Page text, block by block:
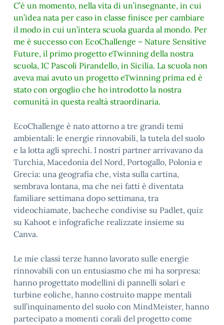
C’è un momento, nella vita di un’insegnante, in cui
un’idea nata per caso in classe finisce per cambiare
il modo in cui un’intera scuola guarda al mondo. Per
me è successo con EcoChallenge – Nature Sensitive
Future, il primo progetto eTwinning della nostra
scuola, IC Pascoli Pirandello, in Sicilia. La scuola non
aveva mai avuto un progetto eTwinning prima ed è
stato con orgoglio che ho introdotto la nostra
comunità in questa realtà straordinaria.
EcoChallenge è nato attorno a tre grandi temi
ambientali: le energie rinnovabili, la tutela del suolo
e la lotta agli sprechi. I nostri partner arrivavano da
Turchia, Macedonia del Nord, Portogallo, Polonia e
Grecia: una geografia che, vista sulla cartina,
sembrava lontana, ma che nei fatti è diventata
familiare settimana dopo settimana, tra
videochiamate, bacheche condivise su Padlet, quiz
su Kahoot e infografiche realizzate insieme su
Canva.
Le mie classi terze hanno lavorato sulle energie
rinnovabili con un entusiasmo che mi ha sorpresa:
hanno progettato modellini di pannelli solari e
turbine eoliche, hanno costruito mappe mentali
sull’inquinamento del suolo con MindMeister, hanno
partecipato a momenti corali del progetto come